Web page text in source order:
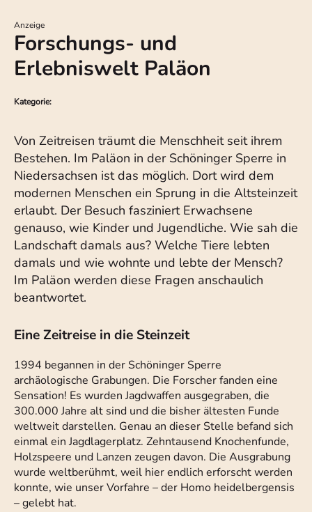
Anzeige
Forschungs- und
Erlebniswelt Paläon
Kategorie:
Von Zeitreisen träumt die Menschheit seit ihrem
Bestehen. Im Paläon in der Schöninger Sperre in
Niedersachsen ist das möglich. Dort wird dem
modernen Menschen ein Sprung in die Altsteinzeit
erlaubt. Der Besuch fasziniert Erwachsene
genauso, wie Kinder und Jugendliche. Wie sah die
Landschaft damals aus? Welche Tiere lebten
damals und wie wohnte und lebte der Mensch?
Im Paläon werden diese Fragen anschaulich
beantwortet.
Eine Zeitreise in die Steinzeit
1994 begannen in der Schöninger Sperre
archäologische Grabungen. Die Forscher fanden eine
Sensation! Es wurden Jagdwaffen ausgegraben, die
300.000 Jahre alt sind und die bisher ältesten Funde
weltweit darstellen. Genau an dieser Stelle befand sich
einmal ein Jagdlagerplatz. Zehntausend Knochenfunde,
Holzspeere und Lanzen zeugen davon. Die Ausgrabung
wurde weltberühmt, weil hier endlich erforscht werden
konnte, wie unser Vorfahre – der Homo heidelbergensis
– gelebt hat.